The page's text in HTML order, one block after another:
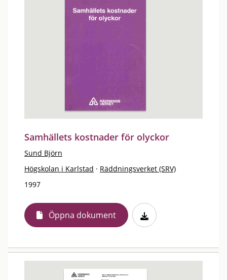
Samhällets kostnader för olyckor
Sund Björn
Högskolan i Karlstad · Räddningsverket (SRV)
1997
Öppna dokument